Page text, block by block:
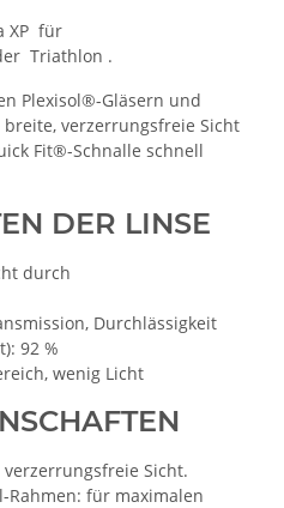
XP für
Triathlon .
Plexisol®-Gläsern und
verzerrungsfreie Sicht
Fit®-Schnalle schnell
DER LINSE
durch
Durchlässigkeit
92 %
wenig Licht
verzerrungsfreie Sicht.
Rahmen: für maximalen